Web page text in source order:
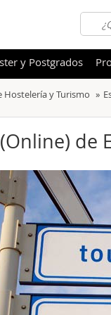
Otras
Hostelería y Turismo
de
y Postgrados